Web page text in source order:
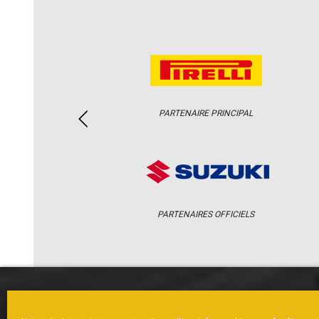
PARTENAIRE PRINCIPAL
PARTENAIRES OFFICIELS